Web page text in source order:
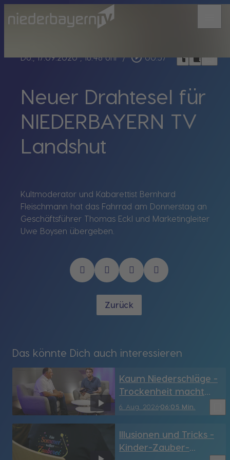
Do., 17.09.2020, 16:48 Uhr / play_circle_outline 00:57 headphoneschrome_reader_modebookmark_border
Neuer Drahtesel für
NIEDERBAYERN TV
Landshut
Kultmoderator und Kabarettist Bernhard
Fleischmann hat das Fahrrad am Donnerstag an
Geschäftsführer Thomas Eckl und Marketingleiter
Uwe Boysen übergeben.
Zurück
Das könnte Dich auch interessieren
6. Aug. 202606:05 Min.
Kaum Niederschläge -
Trockenheit macht
den Landwirten zu
Illusionen und Tricks -
Kinder-Zauber-